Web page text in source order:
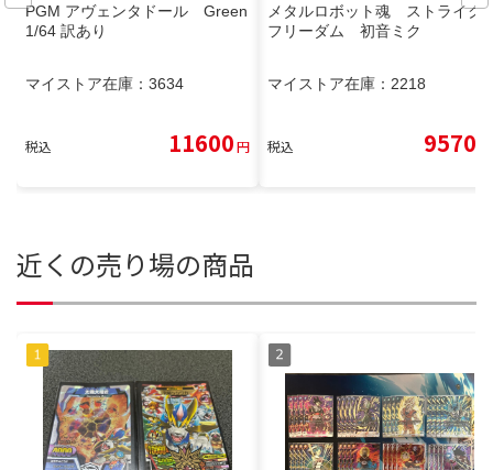
PGM アヴェンタドール Green
1/64 訳あり
マイストア在庫： 3634
税込 11600円
メタルロボット魂 ストライク
フリーダム 初音ミク
マイストア在庫： 2218
税込 9570
近くの売り場の商品